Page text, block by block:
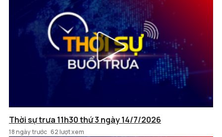
Thời sự trưa 11h30 thứ 3 ngày 14/7/2026
18 ngày trước 62 lượt xem